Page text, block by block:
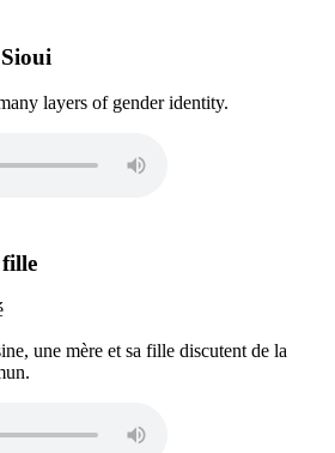
layers of gender identity.
fille
une mère et sa fille discutent de la